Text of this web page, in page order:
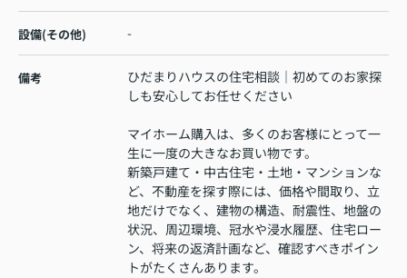
設備(その他) -
備考
ひだまりハウスの住宅相談｜初めてのお家探
しも安心してお任せください
マイホーム購入は、多くのお客様にとって一
生に一度の大きなお買い物です。
新築戸建て・中古住宅・土地・マンションな
ど、不動産を探す際には、価格や間取り、立
地だけでなく、建物の構造、耐震性、地盤の
状況、周辺環境、冠水や浸水履歴、住宅ロー
ン、将来の返済計画など、確認すべきポイン
トがたくさんあります。